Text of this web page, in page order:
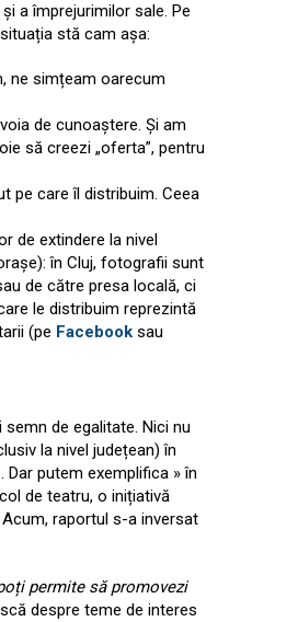
a împrejurimilor sale. Pe
stă cam așa:
ne simțeam oarecum
de cunoaștere. Și am
să creezi „oferta”, pentru
pe care îl distribuim. Ceea
de extindere la nivel
în Cluj, fotografii sunt
de către presa locală, ci
le distribuim reprezintă
(pe Facebook sau
de egalitate. Nici nu
la nivel județean) în
putem exemplifica » în
de teatru, o inițiativă
raportul s-a inversat
permite să promovezi
despre teme de interes